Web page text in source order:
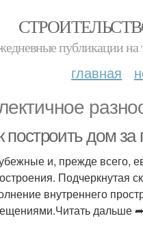
публикации на
главная
построить дом
и, прежде всего,
Подчеркнутая
внутреннего
дальше ➦